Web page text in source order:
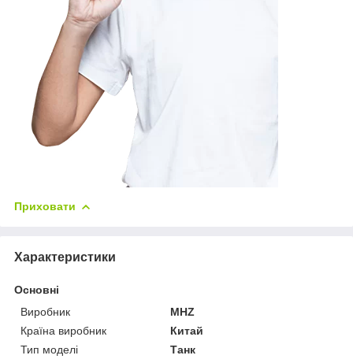
Приховати
Характеристики
Основні
Виробник
MHZ
Країна виробник
Китай
Тип моделі
Танк